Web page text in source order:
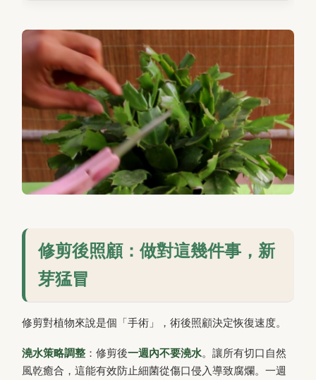
修剪後照顧：做對這幾件事，新
芽猛冒
修剪對植物來說是個「手術」，術後照顧決定恢復速度。
澆水策略調整 ：修剪後一週內不要澆水。讓所有切口自然
風乾癒合，這能有效防止細菌從傷口侵入導致腐爛。一週